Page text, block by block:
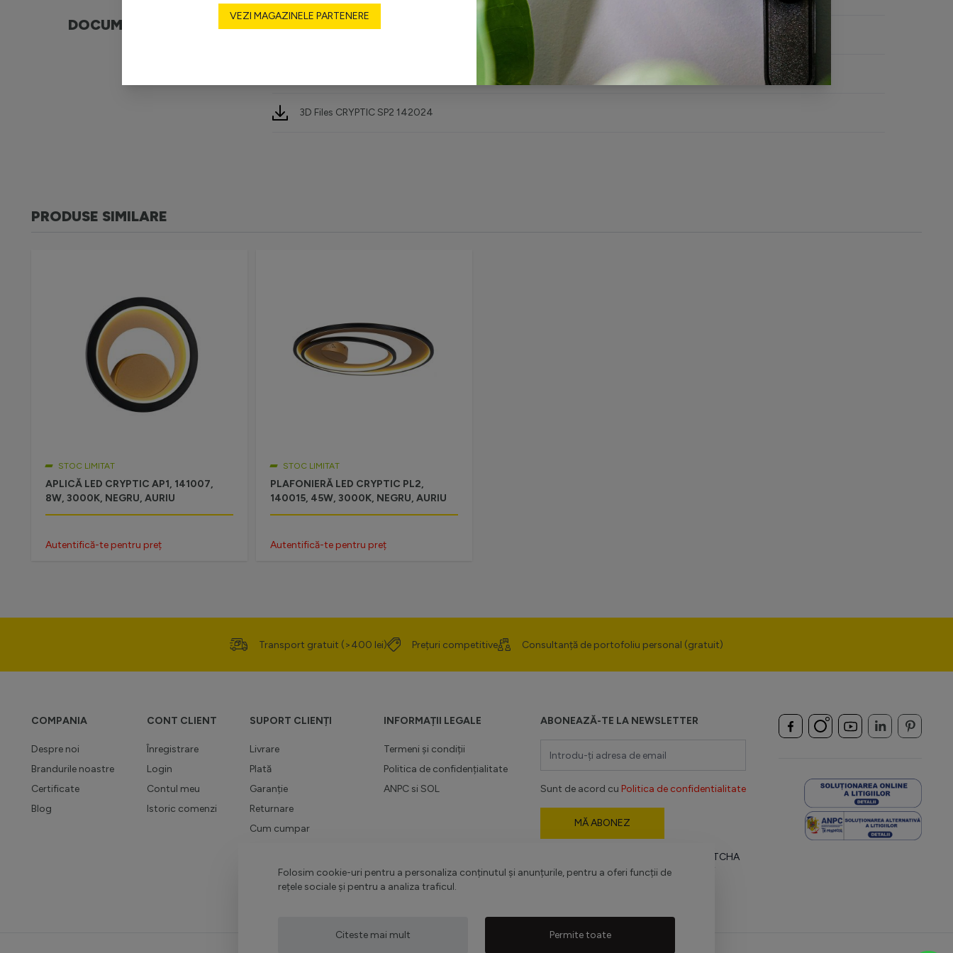
Folosim cookie-uri pentru a personaliza conținutul și anunțurile, pentru a oferi funcții de
rețele sociale și pentru a analiza traficul.
Citeste mai mult Permite toate
DOCUMENTE
Warranty & assembly instructions CRYPTIC SP2 142024
3D Files CRYPTIC SP2 142024
PRODUSE SIMILARE
STOC LIMITAT
APLICĂ LED CRYPTIC AP1, 141007,
8W, 3000K, NEGRU, AURIU
Autentifică-te pentru preț
STOC LIMITAT
PLAFONIERĂ LED CRYPTIC PL2,
140015, 45W, 3000K, NEGRU, AURIU
Autentifică-te pentru preț
VEZI MAGAZINELE PARTENERE
Transport gratuit (>400 lei) Prețuri competitive Consultanță de portofoliu personal (gratuit)
COMPANIA
Despre noi
Brandurile noastre
Certificate
Blog
CONT CLIENT
Înregistrare
Login
Contul meu
Istoric comenzi
SUPORT CLIENȚI
Livrare
Plată
Garanție
Returnare
Cum cumpar
Contact
INFORMAȚII LEGALE
Termeni și condiții
Politica de confidențialitate
ANPC si SOL
ABONEAZĂ-TE LA NEWSLETTER
Sunt de acord cu Politica de confidentialitate
MĂ ABONEZ
Acest formular este protejat de reCAPTCHA
-Politica de confidențialitate Google